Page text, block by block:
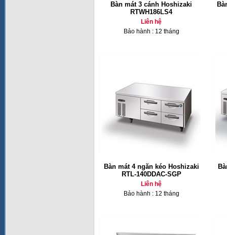
Bàn mát 3 cánh Hoshizaki
RTWH186LS4
Liên hệ
Bảo hành : 12 tháng
Bàn mát 4 ngăn kéo Hoshizaki
RTL-140DDAC-SGP
Liên hệ
Bảo hành : 12 tháng